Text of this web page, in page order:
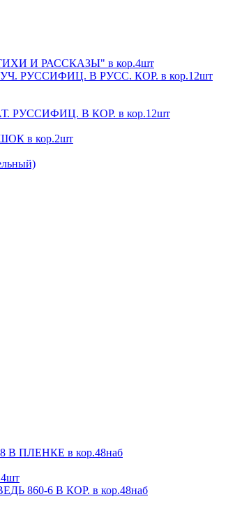
И РАССКАЗЫ" в кор.4шт
РУССИФИЦ. В РУСС. КОР. в кор.12шт
В КОР. в кор.12шт
в кор.2шт
ПЛЕНКЕ в кор.48наб
6 В КОР. в кор.48наб